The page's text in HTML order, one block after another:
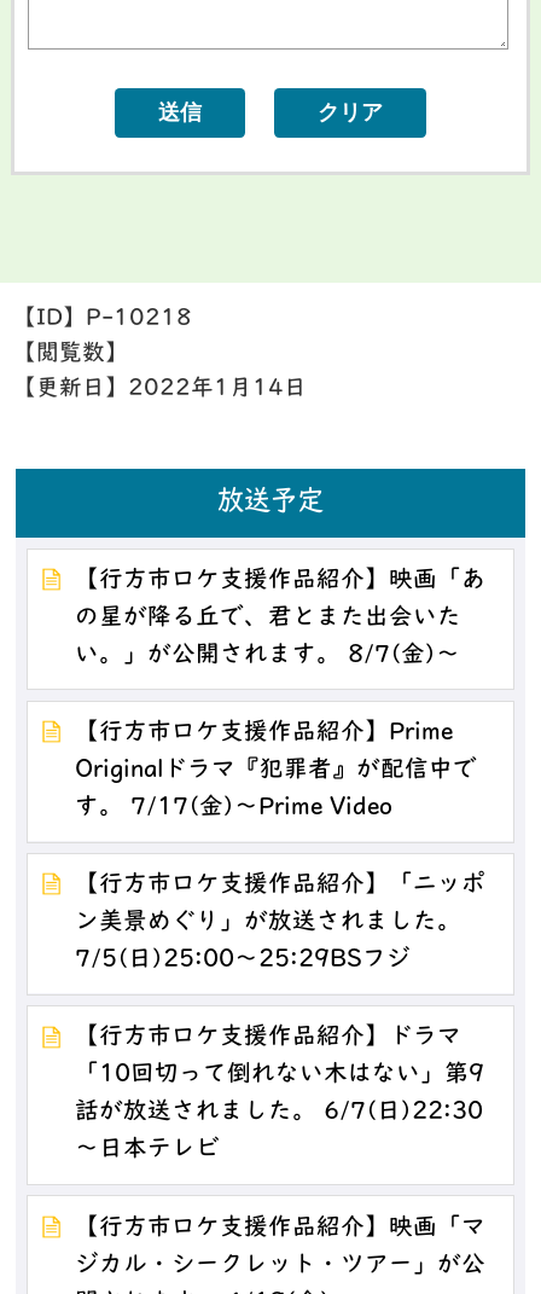
【ID】 P-10218
【閲覧数】
【更新日】 2022年1月14日
放送予定
【行方市ロケ支援作品紹介】映画「あ
の星が降る丘で、君とまた出会いた
い。」が公開されます。 8/7(金)～
【行方市ロケ支援作品紹介】Prime
Originalドラマ『犯罪者』が配信中で
す。 7/17(金)～Prime Video
【行方市ロケ支援作品紹介】「ニッポ
ン美景めぐり」が放送されました。
7/5(日)25:00～25:29BSフジ
【行方市ロケ支援作品紹介】ドラマ
「10回切って倒れない木はない」第9
話が放送されました。 6/7(日)22:30
～日本テレビ
【行方市ロケ支援作品紹介】映画「マ
ジカル・シークレット・ツアー」が公